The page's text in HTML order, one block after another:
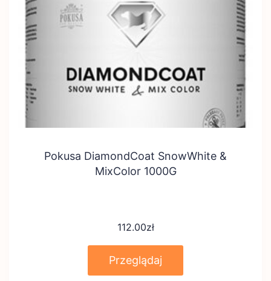
Pokusa DiamondCoat SnowWhite &
MixColor 1000G
112.00zł
Przeglądaj